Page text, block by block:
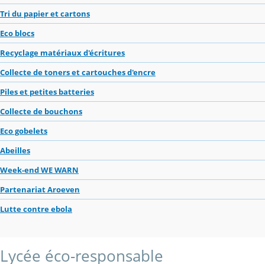
Tri du papier et cartons
Eco blocs
Recyclage matériaux d'écritures
Collecte de toners et cartouches d'encre
Piles et petites batteries
Collecte de bouchons
Eco gobelets
Abeilles
Week-end WE WARN
Partenariat Aroeven
Lutte contre ebola
Lycée éco-responsable